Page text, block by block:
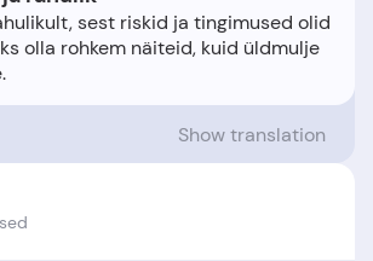
sest riskid ja tingimused olid
olla rohkem näiteid, kuid üldmulje
Show translation